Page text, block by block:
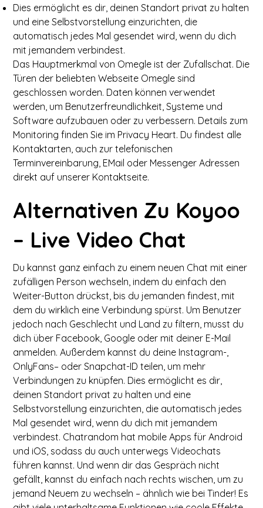
Dies ermöglicht es dir, deinen Standort privat zu halten
und eine Selbstvorstellung einzurichten, die
automatisch jedes Mal gesendet wird, wenn du dich
mit jemandem verbindest.
Das Hauptmerkmal von Omegle ist der Zufallschat. Die
Türen der beliebten Webseite Omegle sind
geschlossen worden. Daten können verwendet
werden, um Benutzerfreundlichkeit, Systeme und
Software aufzubauen oder zu verbessern. Details zum
Monitoring finden Sie im Privacy Heart. Du findest alle
Kontaktarten, auch zur telefonischen
Terminvereinbarung, EMail oder Messenger Adressen
direkt auf unserer Kontaktseite.
Alternativen Zu Koyoo
– Live Video Chat
Du kannst ganz einfach zu einem neuen Chat mit einer
zufälligen Person wechseln, indem du einfach den
Weiter-Button drückst, bis du jemanden findest, mit
dem du wirklich eine Verbindung spürst. Um Benutzer
jedoch nach Geschlecht und Land zu filtern, musst du
dich über Facebook, Google oder mit deiner E-Mail
anmelden. Außerdem kannst du deine Instagram-,
OnlyFans– oder Snapchat-ID teilen, um mehr
Verbindungen zu knüpfen. Dies ermöglicht es dir,
deinen Standort privat zu halten und eine
Selbstvorstellung einzurichten, die automatisch jedes
Mal gesendet wird, wenn du dich mit jemandem
verbindest. Chatrandom hat mobile Apps für Android
und iOS, sodass du auch unterwegs Videochats
führen kannst. Und wenn dir das Gespräch nicht
gefällt, kannst du einfach nach rechts wischen, um zu
jemand Neuem zu wechseln – ähnlich wie bei Tinder! Es